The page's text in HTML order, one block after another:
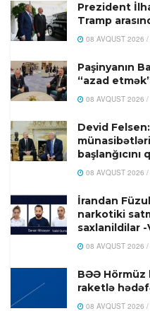
Prezident
Tramp
08 AVQUST 2026
Paşinyanın
“azad
08 AVQUST 2026
Devid
08 AVQUST 2026
İrandan
narkotiki
saxlanildilar
08 AVQUST 2026
BƏƏ Hörmüz
raketlə
08 AVQUST 2026